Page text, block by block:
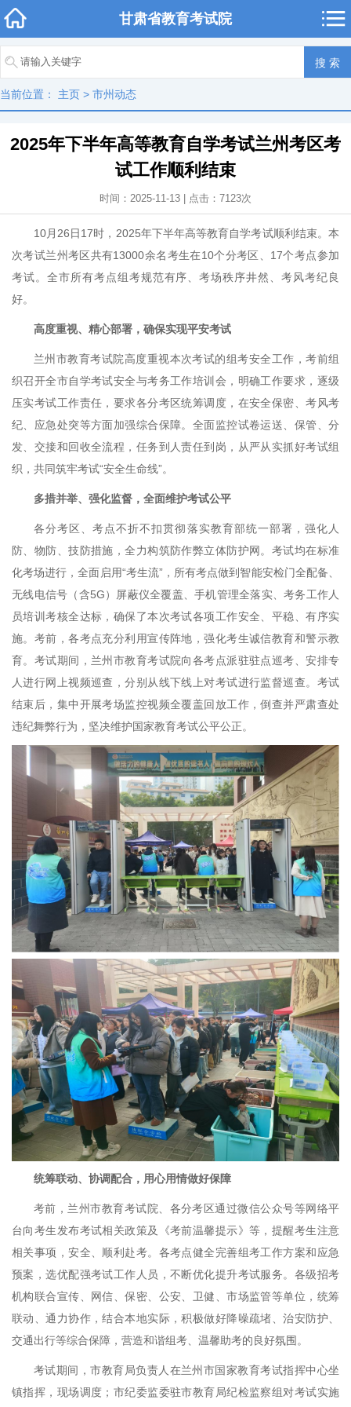
甘肃省教育考试院
当前位置： 主页 > 市州动态
2025年下半年高等教育自学考试兰州考区考
试工作顺利结束
时间：2025-11-13 | 点击： 7123次
10月26日17时，2025年下半年高等教育自学考试顺利结束。本
次考试兰州考区共有13000余名考生在10个分考区、17个考点参加
考试。全市所有考点组考规范有序、考场秩序井然、考风考纪良
好。
高度重视、精心部署，确保实现平安考试
兰州市教育考试院高度重视本次考试的组考安全工作，考前组
织召开全市自学考试安全与考务工作培训会，明确工作要求，逐级
压实考试工作责任，要求各分考区统筹调度，在安全保密、考风考
纪、应急处突等方面加强综合保障。全面监控试卷运送、保管、分
发、交接和回收全流程，任务到人责任到岗，从严从实抓好考试组
织，共同筑牢考试“安全生命线”。
多措并举、强化监督，全面维护考试公平
各分考区、考点不折不扣贯彻落实教育部统一部署，强化人
防、物防、技防措施，全力构筑防作弊立体防护网。考试均在标准
化考场进行，全面启用“考生流”，所有考点做到智能安检门全配备、
无线电信号（含5G）屏蔽仪全覆盖、手机管理全落实、考务工作人
员培训考核全达标，确保了本次考试各项工作安全、平稳、有序实
施。考前，各考点充分利用宣传阵地，强化考生诚信教育和警示教
育。考试期间，兰州市教育考试院向各考点派驻驻点巡考、安排专
人进行网上视频巡查，分别从线下线上对考试进行监督巡查。考试
结束后，集中开展考场监控视频全覆盖回放工作，倒查并严肃查处
违纪舞弊行为，坚决维护国家教育考试公平公正。
统筹联动、协调配合，用心用情做好保障
考前，兰州市教育考试院、各分考区通过微信公众号等网络平
台向考生发布考试相关政策及《考前温馨提示》等，提醒考生注意
相关事项，安全、顺利赴考。各考点健全完善组考工作方案和应急
预案，选优配强考试工作人员，不断优化提升考试服务。各级招考
机构联合宣传、网信、保密、公安、卫健、市场监管等单位，统筹
联动、通力协作，结合本地实际，积极做好降噪疏堵、治安防护、
交通出行等综合保障，营造和谐组考、温馨助考的良好氛围。
考试期间，市教育局负责人在兰州市国家教育考试指挥中心坐
镇指挥，现场调度；市纪委监委驻市教育局纪检监察组对考试实施